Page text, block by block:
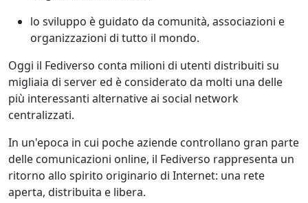
lo sviluppo è guidato da comunità, associazioni e
organizzazioni di tutto il mondo.
Oggi il Fediverso conta milioni di utenti distribuiti su
migliaia di server ed è considerato da molti una delle
più interessanti alternative ai social network
centralizzati.
In un'epoca in cui poche aziende controllano gran parte
delle comunicazioni online, il Fediverso rappresenta un
ritorno allo spirito originario di Internet: una rete
aperta, distribuita e libera.